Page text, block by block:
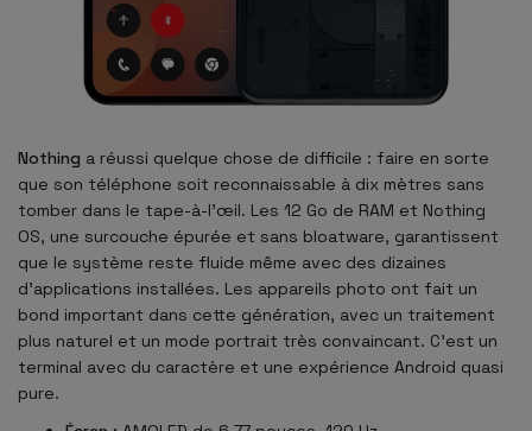
Nothing a réussi quelque chose de difficile : faire en sorte
que son téléphone soit reconnaissable à dix mètres sans
tomber dans le tape-à-l'œil. Les 12 Go de RAM et Nothing
OS, une surcouche épurée et sans bloatware, garantissent
que le système reste fluide même avec des dizaines
d'applications installées. Les appareils photo ont fait un
bond important dans cette génération, avec un traitement
plus naturel et un mode portrait très convaincant. C'est un
terminal avec du caractère et une expérience Android quasi
pure.